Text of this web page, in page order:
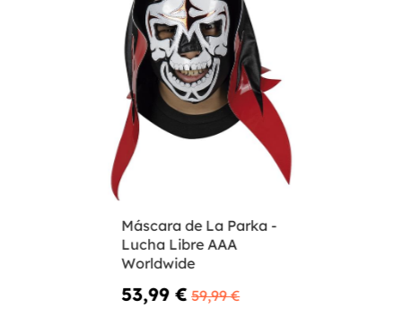
Máscara de La Parka -
Lucha Libre AAA
Worldwide
53,99 € 59,99 €